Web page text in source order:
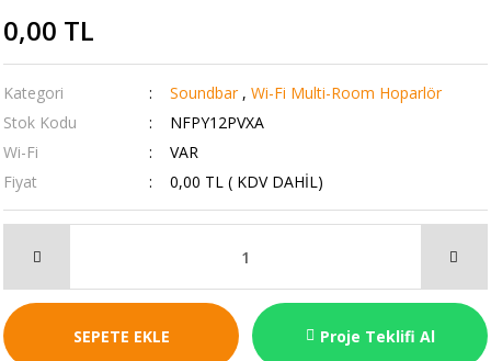
0,00 TL
Kategori Soundbar , Wi-Fi Multi-Room Hoparlör
Stok Kodu
NFPY12PVXA
Wi-Fi
VAR
Fiyat
0,00 TL ( KDV DAHİL)
SEPETE EKLE Proje Teklifi Al